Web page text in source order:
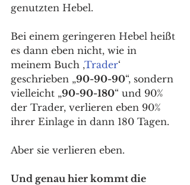
genutzten Hebel.
Bei einem geringeren Hebel heißt
es dann eben nicht, wie in
meinem Buch ‚Trader‘
geschrieben „90-90-90“, sondern
vielleicht „90-90-180“ und 90%
der Trader, verlieren eben 90%
ihrer Einlage in dann 180 Tagen.
Aber sie verlieren eben.
Und genau hier kommt die